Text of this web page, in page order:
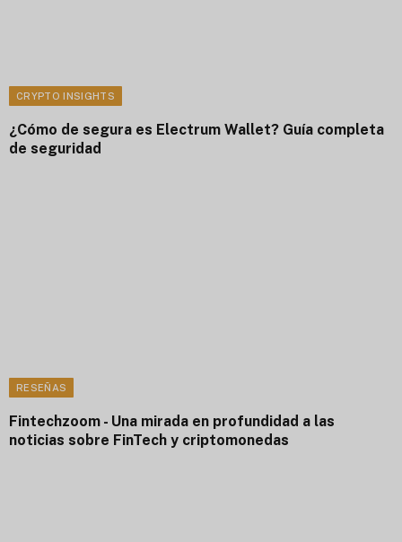
CRYPTO INSIGHTS
¿Cómo de segura es Electrum Wallet? Guía completa
de seguridad
RESEÑAS
Fintechzoom - Una mirada en profundidad a las
noticias sobre FinTech y criptomonedas